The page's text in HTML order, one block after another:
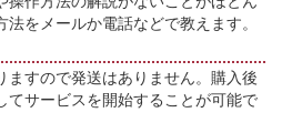
をメールか電話などで教えます。
ますので発送はありません。購入後
てサービスを開始することが可能で